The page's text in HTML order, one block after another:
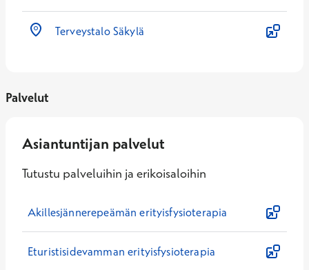
Terveystalo Säkylä
Palvelut
Asiantuntijan palvelut
Tutustu palveluihin ja erikoisaloihin
Akillesjännerepeämän erityisfysioterapia
Eturistisidevamman erityisfysioterapia